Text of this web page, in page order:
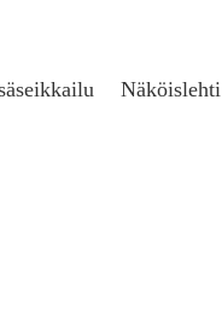
Näköislehti